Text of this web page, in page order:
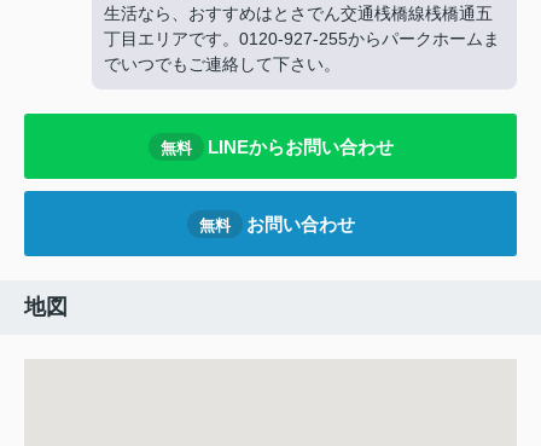
生活なら、おすすめはとさでん交通桟橋線桟橋通五
丁目エリアです。0120-927-255からパークホームま
でいつでもご連絡して下さい。
無料 LINEからお問い合わせ
無料 お問い合わせ
地図